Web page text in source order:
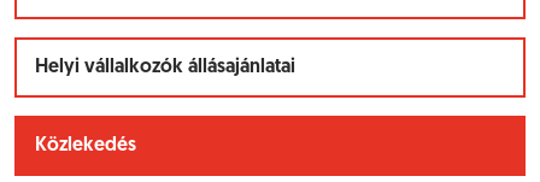
Helyi vállalkozók állásajánlatai
Közlekedés